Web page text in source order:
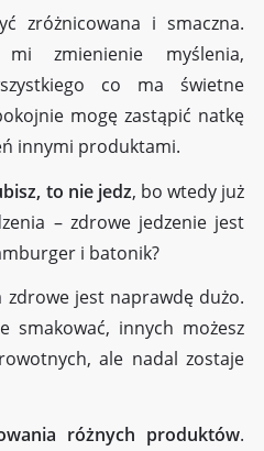
zróżnicowana i smaczna.
zmienienie myślenia,
co ma świetne
mogę zastąpić natkę
innymi produktami.
to nie jedz, bo wtedy już
– zdrowe jedzenie jest
i batonik?
zdrowe jest naprawdę dużo.
smakować, innych możesz
ale nadal zostaje
różnych produktów.